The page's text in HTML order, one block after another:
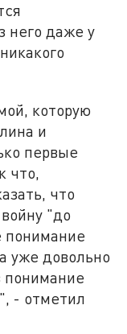
него даже у
которую
и
первые
что,
что
"до
понимание
уже довольно
понимание
- отметил